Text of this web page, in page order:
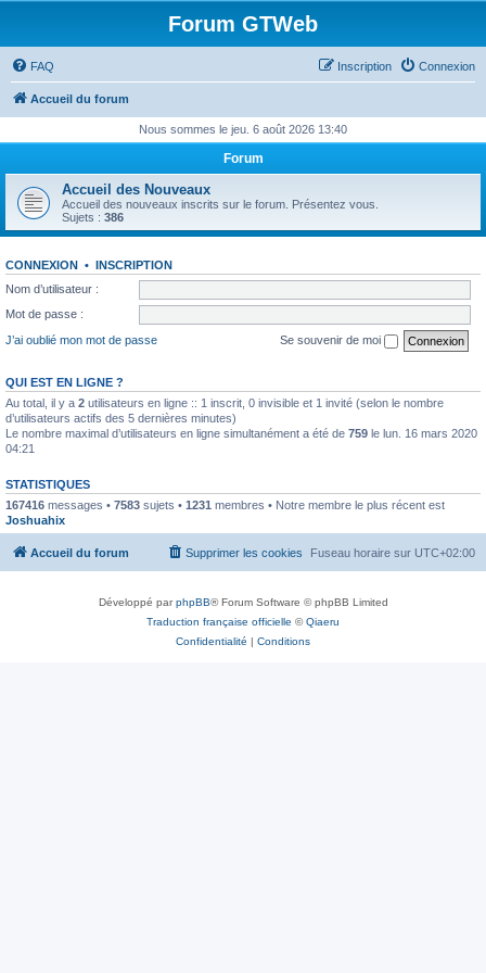
Forum GTWeb
FAQ Connexion
Inscription
Accueil du forum
Nous sommes le jeu. 6 août 2026 13:40
Forum
Accueil des Nouveaux
Accueil des nouveaux inscrits sur le forum. Présentez vous.
Sujets : 386
CONNEXION • INSCRIPTION
Nom d’utilisateur :
Mot de passe :
J’ai oublié mon mot de passe
Se souvenir de moi
QUI EST EN LIGNE ?
Au total, il y a 2 utilisateurs en ligne :: 1 inscrit, 0 invisible et 1 invité (selon le nombre
d’utilisateurs actifs des 5 dernières minutes)
Le nombre maximal d’utilisateurs en ligne simultanément a été de 759 le lun. 16 mars 2020
04:21
STATISTIQUES
167416 messages • 7583 sujets • 1231 membres • Notre membre le plus récent est
Joshuahix
Accueil du forum Fuseau horaire sur UTC+02:00
Supprimer les cookies
Développé parphpBB® Forum Software © phpBB Limited
Traduction française officielle ©Qiaeru
Confidentialité | Conditions